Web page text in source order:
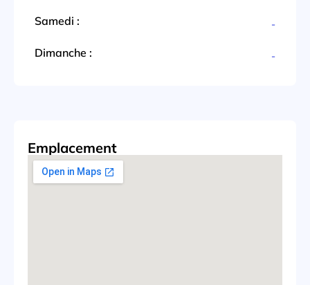
Samedi :
Dimanche :
-
-
Emplacement